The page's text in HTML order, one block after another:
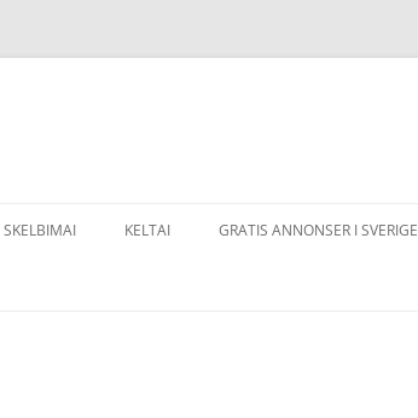
SKELBIMAI KELTAI GRATIS ANNONSER I SVERIGE